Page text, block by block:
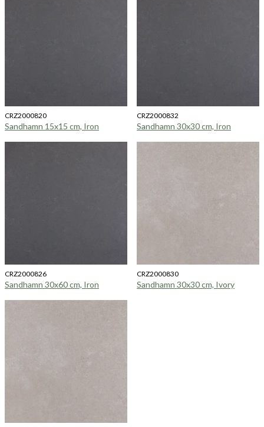
CRZ2000820
Sandhamn 15x15 cm, Iron
CRZ2000832
Sandhamn 30x30 cm, Iron
CRZ2000826
Sandhamn 30x60 cm, Iron
CRZ2000830
Sandhamn 30x30 cm, Ivory